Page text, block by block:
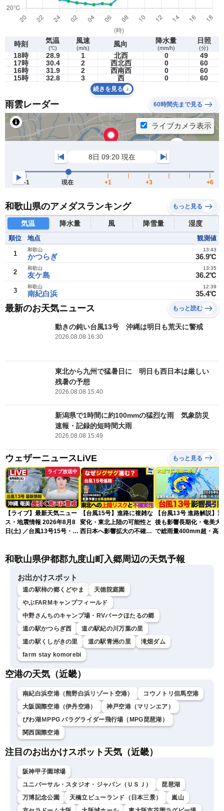
時刻 気温
(℃)
風速
(m/s) 風向 降水量
(mm/h)
日照
(分)
18時 28.9 1 北西 0
49
17時
30.4 2 西北西 0
60
16時
31.9 2 西南西 0
60
15時
32.8 3 西 0 60
続きを見る
雨雲レーダー 60時間先まで見る
和歌山県のアメダスランキング もっと見る
気温 降水量 風 降雪量 湿度
順位 地点 観測値
1 かつらぎ
和歌山
36.9℃
13:43
2 友ケ島
和歌山
36.2℃
13:35
3 南紀白浜
和歌山
35.4℃
12:39
最新のお天気ニュース もっと読む
動きの鈍い台風13号 沖縄は明日も荒天に警戒
2026.08.08 16:30
東北から九州で猛暑日に 明日も西日本は厳しい
残暑の予想
2026.08.08 15:40
新潟県で1時間に約100mmの猛烈な雨 気象防災
速報・記録的短時間大雨
2026.08.08 15:49
ウェザーニュースLiVE もっと見る
ライブ放送中
【ライブ】最新天気ニュー
ス・地震情報 2026年8月8
日(土) ／台風13号15号・ゲ
ニュースLiVEイブニング・
【台風15号】進路に複雑な
変化・東北上陸の可能性と
西日本へ影響拡大の不確実
【台風13号 進路解説】
後も影響長期化・奄美大
で総雨量400mm超・高波
和歌山県伊都郡九度山町入郷周辺の天気予報
お出かけスポット
道の駅柿の郷くどやま
天徳院庭園
やぶFARMキャンプフィールド
中野さんちのキャンプ場・RVパークほたるの郷
道の駅かつらぎ西
道の駅紀の川万葉の里
道の駅くしがきの里
道の駅青洲の里
滝畑ダム
farm stay komorebi
空港の天気（近畿）
南紀白浜空港（熊野白浜リゾート空港）
コウノトリ但馬空港
大阪国際空港（伊丹空港）
神戸空港（マリンエア）
びわ湖ＭPPG パラグライダー飛行場（MPG琵琶湖）
関西国際空港
注目のお出かけスポット天気（近畿）
阪神甲子園球場
ユニバーサル・スタジオ・ジャパン（ＵＳＪ）
琵琶湖
万博記念公園
天橋立ビューランド（日本三景）
嵐山